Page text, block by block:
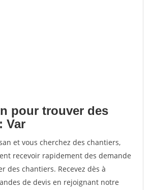
pour trouver des
Var
et vous cherchez des chantiers,
recevoir rapidement des demande
des chantiers. Recevez dès à
de devis en rejoignant notre